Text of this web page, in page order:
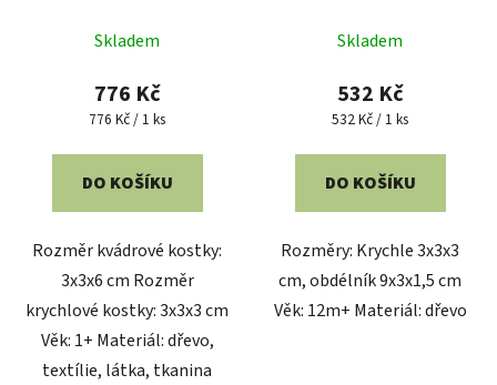
Skladem
776 Kč
Měrná
776 Kč / 1 ks
DO KOŠÍKU
Rozměr kvádrové kostky:
3x3x6 cm Rozměr
krychlové kostky: 3x3x3 cm
Věk: 1+ Materiál: dřevo,
textílie, látka, tkanina
Skladem
532 Kč
Měrná
532 Kč / 1 ks
DO KOŠÍKU
Rozměry: Krychle 3x3x3
cm, obdélník 9x3x1,5 cm
Věk: 12m+ Materiál: dřevo